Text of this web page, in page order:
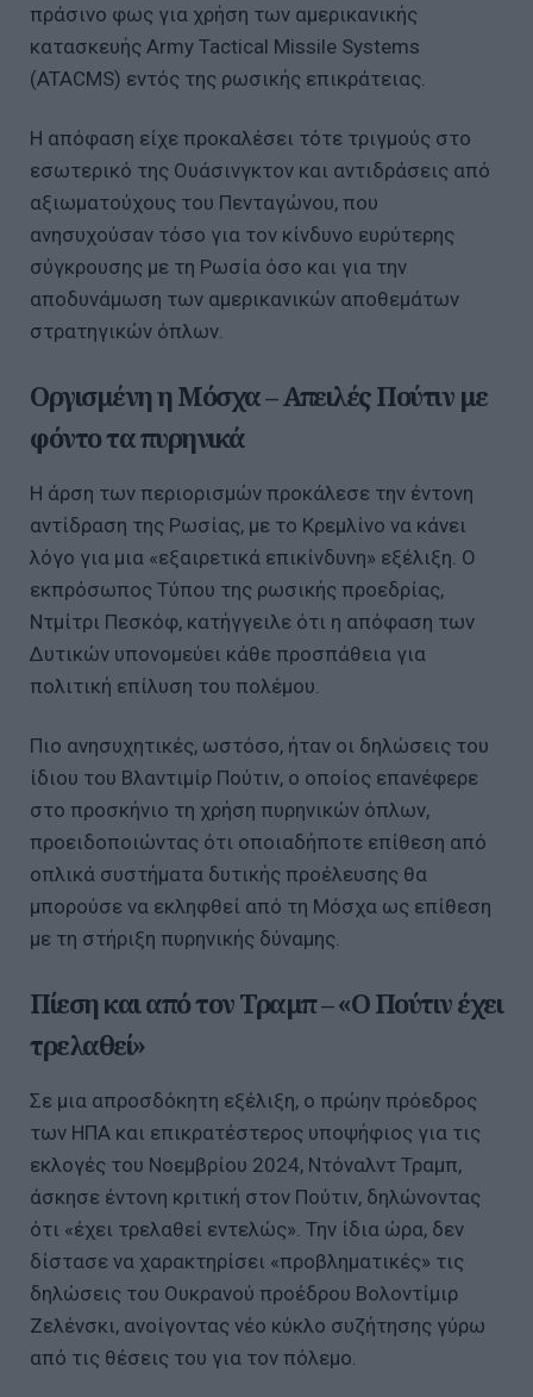
πράσινο φως για χρήση των αμερικανικής
κατασκευής Army Tactical Missile Systems
(ATACMS) εντός της ρωσικής επικράτειας.
Η απόφαση είχε προκαλέσει τότε τριγμούς στο
εσωτερικό της Ουάσινγκτον και αντιδράσεις από
αξιωματούχους του Πενταγώνου, που
ανησυχούσαν τόσο για τον κίνδυνο ευρύτερης
σύγκρουσης με τη Ρωσία όσο και για την
αποδυνάμωση των αμερικανικών αποθεμάτων
στρατηγικών όπλων.
Οργισμένη η Μόσχα – Απειλές Πούτιν με
φόντο τα πυρηνικά
Η άρση των περιορισμών προκάλεσε την έντονη
αντίδραση της Ρωσίας, με το Κρεμλίνο να κάνει
λόγο για μια «εξαιρετικά επικίνδυνη» εξέλιξη. Ο
εκπρόσωπος Τύπου της ρωσικής προεδρίας,
Ντμίτρι Πεσκόφ, κατήγγειλε ότι η απόφαση των
Δυτικών υπονομεύει κάθε προσπάθεια για
πολιτική επίλυση του πολέμου.
Πιο ανησυχητικές, ωστόσο, ήταν οι δηλώσεις του
ίδιου του Βλαντιμίρ Πούτιν, ο οποίος επανέφερε
στο προσκήνιο τη χρήση πυρηνικών όπλων,
προειδοποιώντας ότι οποιαδήποτε επίθεση από
οπλικά συστήματα δυτικής προέλευσης θα
μπορούσε να εκληφθεί από τη Μόσχα ως επίθεση
με τη στήριξη πυρηνικής δύναμης.
Πίεση και από τον Τραμπ – «Ο Πούτιν έχει
τρελαθεί»
Σε μια απροσδόκητη εξέλιξη, ο πρώην πρόεδρος
των ΗΠΑ και επικρατέστερος υποψήφιος για τις
εκλογές του Νοεμβρίου 2024, Ντόναλντ Τραμπ,
άσκησε έντονη κριτική στον Πούτιν, δηλώνοντας
ότι «έχει τρελαθεί εντελώς». Την ίδια ώρα, δεν
δίστασε να χαρακτηρίσει «προβληματικές» τις
δηλώσεις του Ουκρανού προέδρου Βολοντίμιρ
Ζελένσκι, ανοίγοντας νέο κύκλο συζήτησης γύρω
από τις θέσεις του για τον πόλεμο.